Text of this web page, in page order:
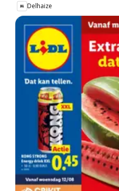
Delhaize